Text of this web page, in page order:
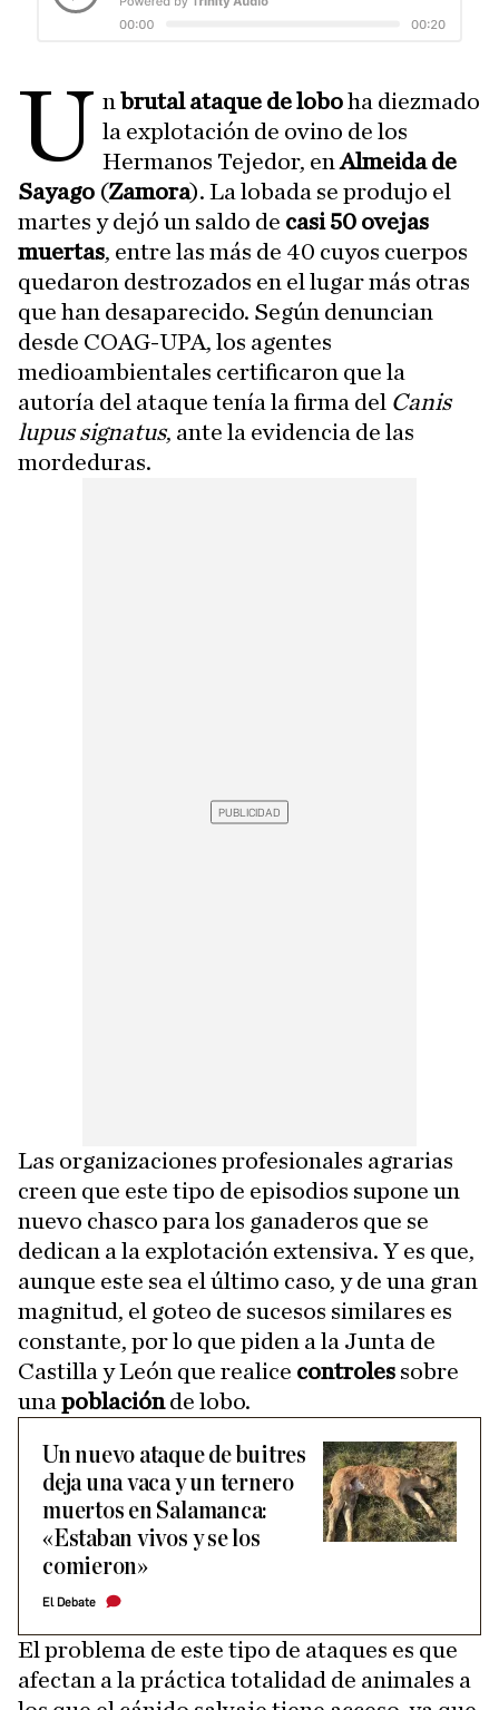
U nbrutal ataque de loboha diezmado
la explotación de ovino de los
Hermanos Tejedor, en Almeida de
Sayago (Zamora). La lobada se produjo el
martes y dejó un saldo de casi 50 ovejas
muertas, entre las más de 40 cuyos cuerpos
quedaron destrozados en el lugar más otras
que han desaparecido. Según denuncian
desde COAG-UPA, los agentes
medioambientales certificaron que la
autoría del ataque tenía la firma del Canis
lupus signatus, ante la evidencia de las
mordeduras.
Las organizaciones profesionales agrarias
creen que este tipo de episodios supone un
nuevo chasco para los ganaderos que se
dedican a la explotación extensiva. Y es que,
aunque este sea el último caso, y de una gran
magnitud, el goteo de sucesos similares es
constante, por lo que piden a la Junta de
Castilla y León que realice controles sobre
una poblaciónde lobo.
Un nuevo ataque de buitres
deja una vaca y un ternero
muertos en Salamanca:
«Estaban vivos y se los
comieron»
El Debate
El problema de este tipo de ataques es que
afectan a la práctica totalidad de animales a